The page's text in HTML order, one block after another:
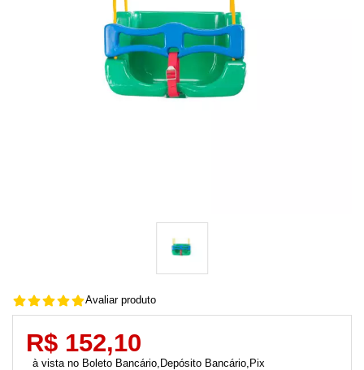
Avaliar produto
R$ 152,10
Boleto Bancário,Depósito Bancário,Pix